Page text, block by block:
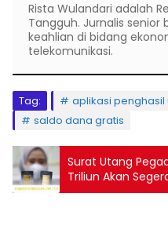
Rista Wulandari adalah
Tangguh. Jurnalis
keahlian di bidang
telekomunikasi.
Tag: aplikasi penghasil
saldo dana gratis
Surat Utang
Triliun Akan